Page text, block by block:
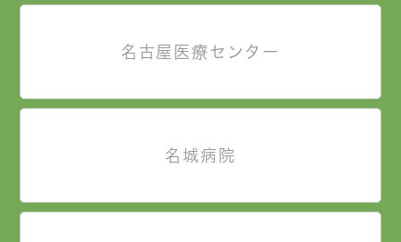
名古屋医療センター
名城病院